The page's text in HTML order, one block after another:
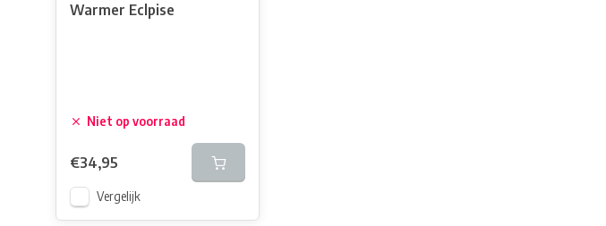
Warmer Eclpise
Niet op voorraad
€34,95
Vergelijk